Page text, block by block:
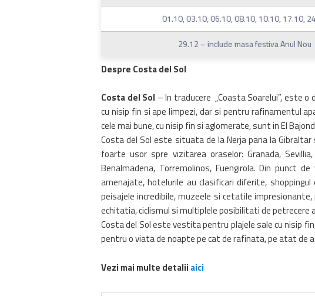
01.10, 03.10, 06.10, 08.10, 10.10, 17.10,
29.12 – include masa festiva Anul Nou
Despre Costa del Sol
Costa del Sol – In traducere „Coasta Soarelui”, este
cu nisip fin si ape limpezi, dar si pentru rafinamentul
cele mai bune, cu nisip fin si aglomerate, sunt in El
Costa del Sol este situata de la Nerja pana la
foarte usor spre vizitarea oraselor: Granada,
Benalmadena, Torremolinos, Fuengirola. Din punct
amenajate, hotelurile au clasificari diferite,
peisajele incredibile, muzeele si cetatile
echitatia, ciclismul si multiplele posibilitati de petrecere
Costa del Sol este vestita pentru plajele sale cu nisip
pentru o viata de noapte pe cat de rafinata, pe atat de
Vezi mai multe detalii aici